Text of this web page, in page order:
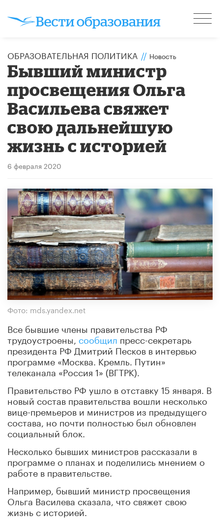
ОБРАЗОВАТЕЛЬНАЯ ПОЛИТИКА // Новость
Бывший министр
просвещения Ольга
Васильева свяжет
свою дальнейшую
жизнь с историей
6 февраля 2020
Фото: mds.yandex.net
Все бывшие члены правительства РФ
трудоустроены, сообщил пресс-секретарь
президента РФ Дмитрий Песков в интервью
программе «Москва. Кремль. Путин»
телеканала «Россия 1» (ВГТРК).
Правительство РФ ушло в отставку 15 января. В
новый состав правительства вошли несколько
вице-премьеров и министров из предыдущего
состава, но почти полностью был обновлен
социальный блок.
Несколько бывших министров рассказали в
программе о планах и поделились мнением о
работе в правительстве.
Например, бывший министр просвещения
Ольга Василева сказала, что свяжет свою
жизнь с историей.